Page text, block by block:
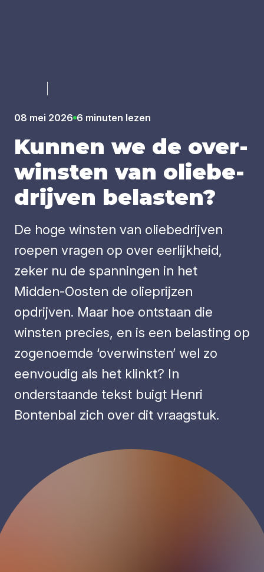
08 mei 2026 6 minuten lezen
Kun­nen we de over­
win­sten van olie­be­
drij­ven belas­ten?
De hoge winsten van oliebedrijven
roepen vragen op over eerlijkheid,
zeker nu de spanningen in het
Midden-Oosten de olieprijzen
opdrijven. Maar hoe ontstaan die
winsten precies, en is een belasting op
zogenoemde ‘overwinsten’ wel zo
eenvoudig als het klinkt? In
onderstaande tekst buigt Henri
Bontenbal zich over dit vraagstuk.